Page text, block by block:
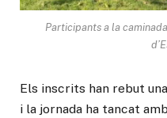
Participants a la
Els inscrits han rebut
i la jornada ha tancat